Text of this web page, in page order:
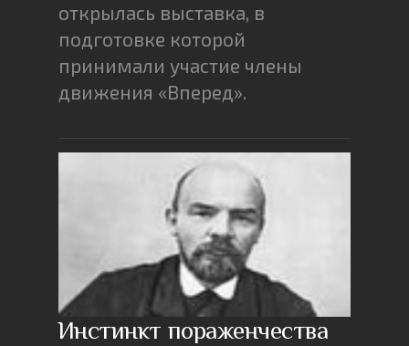
открылась выставка, в
подготовке которой
принимали участие члены
движения «Вперед».
Инстинкт пораженчества